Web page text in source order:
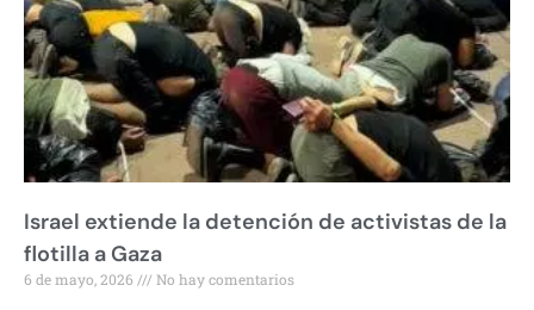
Israel extiende la detención de activistas de la
flotilla a Gaza
6 de mayo, 2026 No hay comentarios